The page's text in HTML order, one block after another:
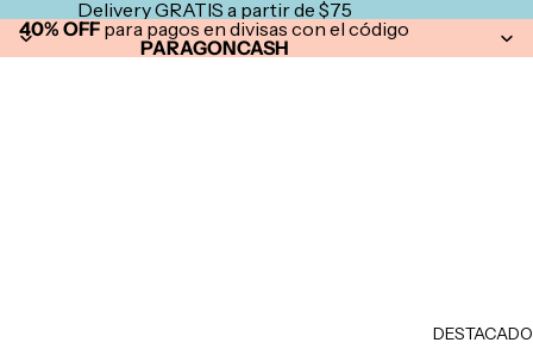
Delivery GRATIS a partir de $75
40% OFF para pagos en divisas con el código
PARAGONCASH
DESTACADO